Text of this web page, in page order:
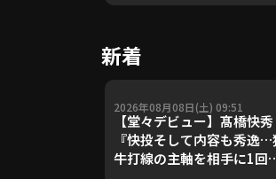
新着
2026年08月08日(土) 09:51
【堂々デビュー】髙橋快秀
『快投そして内容も秀逸…
牛打線の主軸を相手に1回